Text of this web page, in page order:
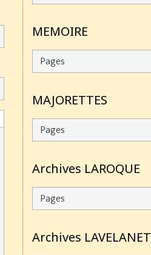
MEMOIRE
MAJORETTES
Archives LAROQUE
Archives LAVELANET